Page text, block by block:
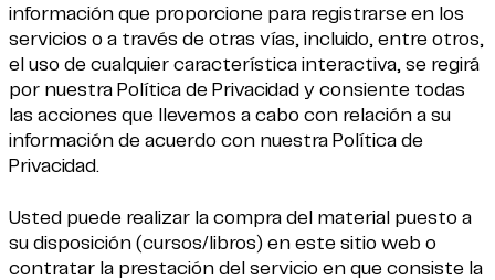
información que proporcione para registrarse en los
servicios o a través de otras vías, incluido, entre otros,
el uso de cualquier característica interactiva, se regirá
por nuestra Política de Privacidad y consiente todas
las acciones que llevemos a cabo con relación a su
información de acuerdo con nuestra Política de
Privacidad.
Usted puede realizar la compra del material puesto a
su disposición (cursos/libros) en este sitio web o
contratar la prestación del servicio en que consiste la